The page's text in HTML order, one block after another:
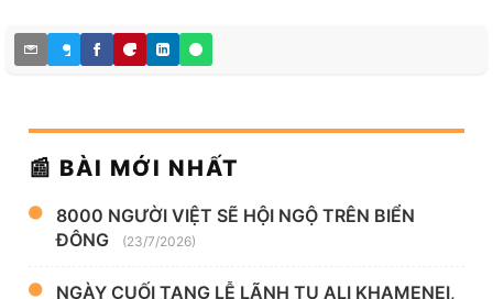
📰 BÀI MỚI NHẤT
8000 NGƯỜI VIỆT SẼ HỘI NGỘ TRÊN BIỂN
ĐÔNG
(23/7/2026)
NGÀY CUỐI TANG LỄ LÃNH TỤ ALI KHAMENEI,